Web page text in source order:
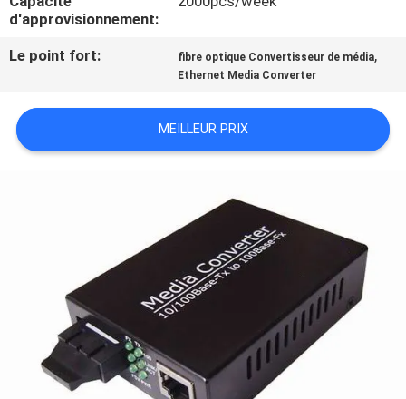
NOUS
UNE
CITATION
PRIVACY
POLICY
d'approvisionnement:
Le point fort: fibre optique Convertisseur de média,
Ethernet Media Converter
MEILLEUR PRIX